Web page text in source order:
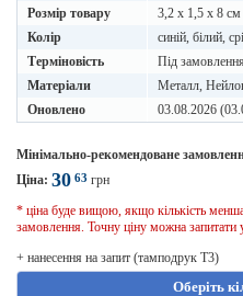
Розмір товару
3,2 x 1,5 x 8 см
Колір
синій, білий,
Терміновість
Під
Матеріали
Металл,
Оновлено
03.08.2026
Мінімально-рекомендоване
Ціна: 30 63 грн
* ціна буде вищою, якщо кількість
замовлення. Точну ціну можна
+ нанесення на запит (тамподрук T3)
Оберіть